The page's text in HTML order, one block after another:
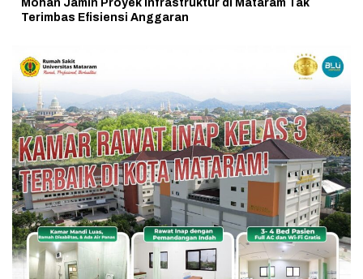
Mohan Jamin Proyek Infrastruktur di Mataram Tak
Terimbas Efisiensi Anggaran